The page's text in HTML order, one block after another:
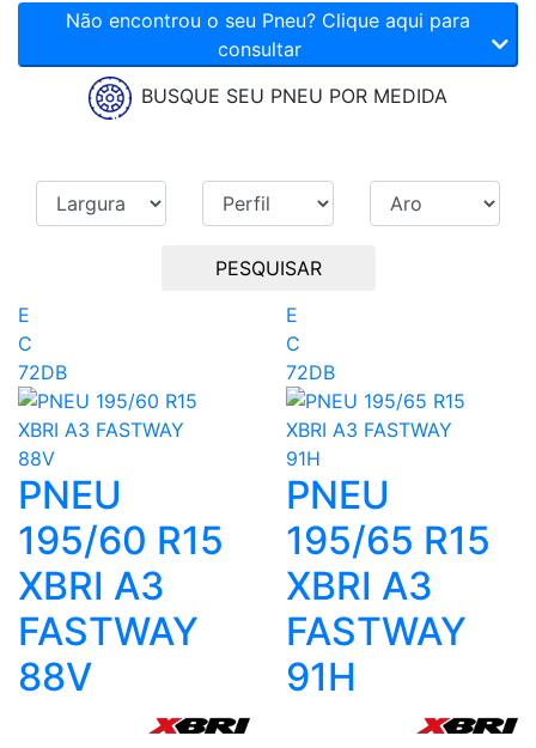
Não encontrou o seu Pneu? Clique aqui para
consultar
BUSQUE SEU PNEU POR MEDIDA
PESQUISAR
E
C
72DB
PNEU
195/60 R15
XBRI A3
FASTWAY
88V
E
C
72DB
PNEU
195/65 R15
XBRI A3
FASTWAY
91H